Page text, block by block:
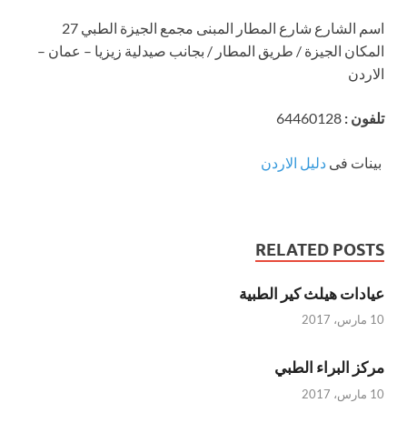
اسم الشارع شارع المطار المبنى مجمع الجيزة الطبي 27
المكان الجيزة / طريق المطار / بجانب صيدلية زيزيا – عمان –
الاردن
تلفون :
بينات فى دليل الاردن
RELATED POSTS
عيادات هيلث كير الطبية
10 مارس، 2017
مركز البراء الطبي
10 مارس، 2017